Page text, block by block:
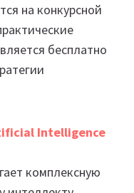
на конкурсной
бесплатно
Intelligence
комплексную